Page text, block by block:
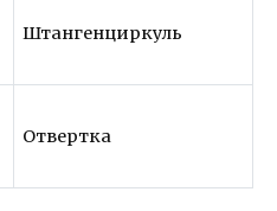
Штангенциркуль
Отвертка